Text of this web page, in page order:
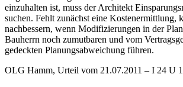
einzuhalten ist, muss der Architekt
suchen. Fehlt zunächst eine Kostenermittlung,
nachbessern, wenn Modifizierungen in der
Bauherrn noch zumutbaren und vom
gedeckten Planungsabweichung führen.
OLG Hamm, Urteil vom 21.07.2011 – I 24 U